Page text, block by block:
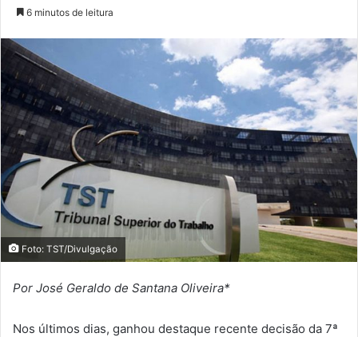
6 minutos de leitura
Foto: TST/Divulgação
Por José Geraldo de Santana Oliveira*
Nos últimos dias, ganhou destaque recente decisão da 7ª